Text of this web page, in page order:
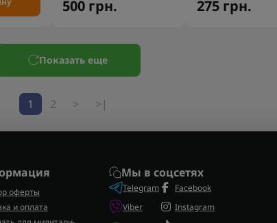
500 грн. 275 грн.
Показать еще
1 2 > >|
оферты
и оплата
Мы в соцсетях
Telegram
Viber
Facebook
Instagram